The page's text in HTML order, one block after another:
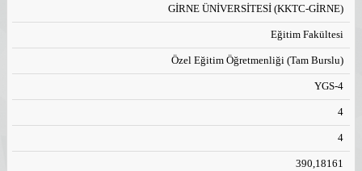
GİRNE ÜNİVERSİTESİ (KKTC-GİRNE)
Eğitim Fakültesi
Özel Eğitim Öğretmenliği (Tam Burslu)
YGS-4
4
4
390,18161